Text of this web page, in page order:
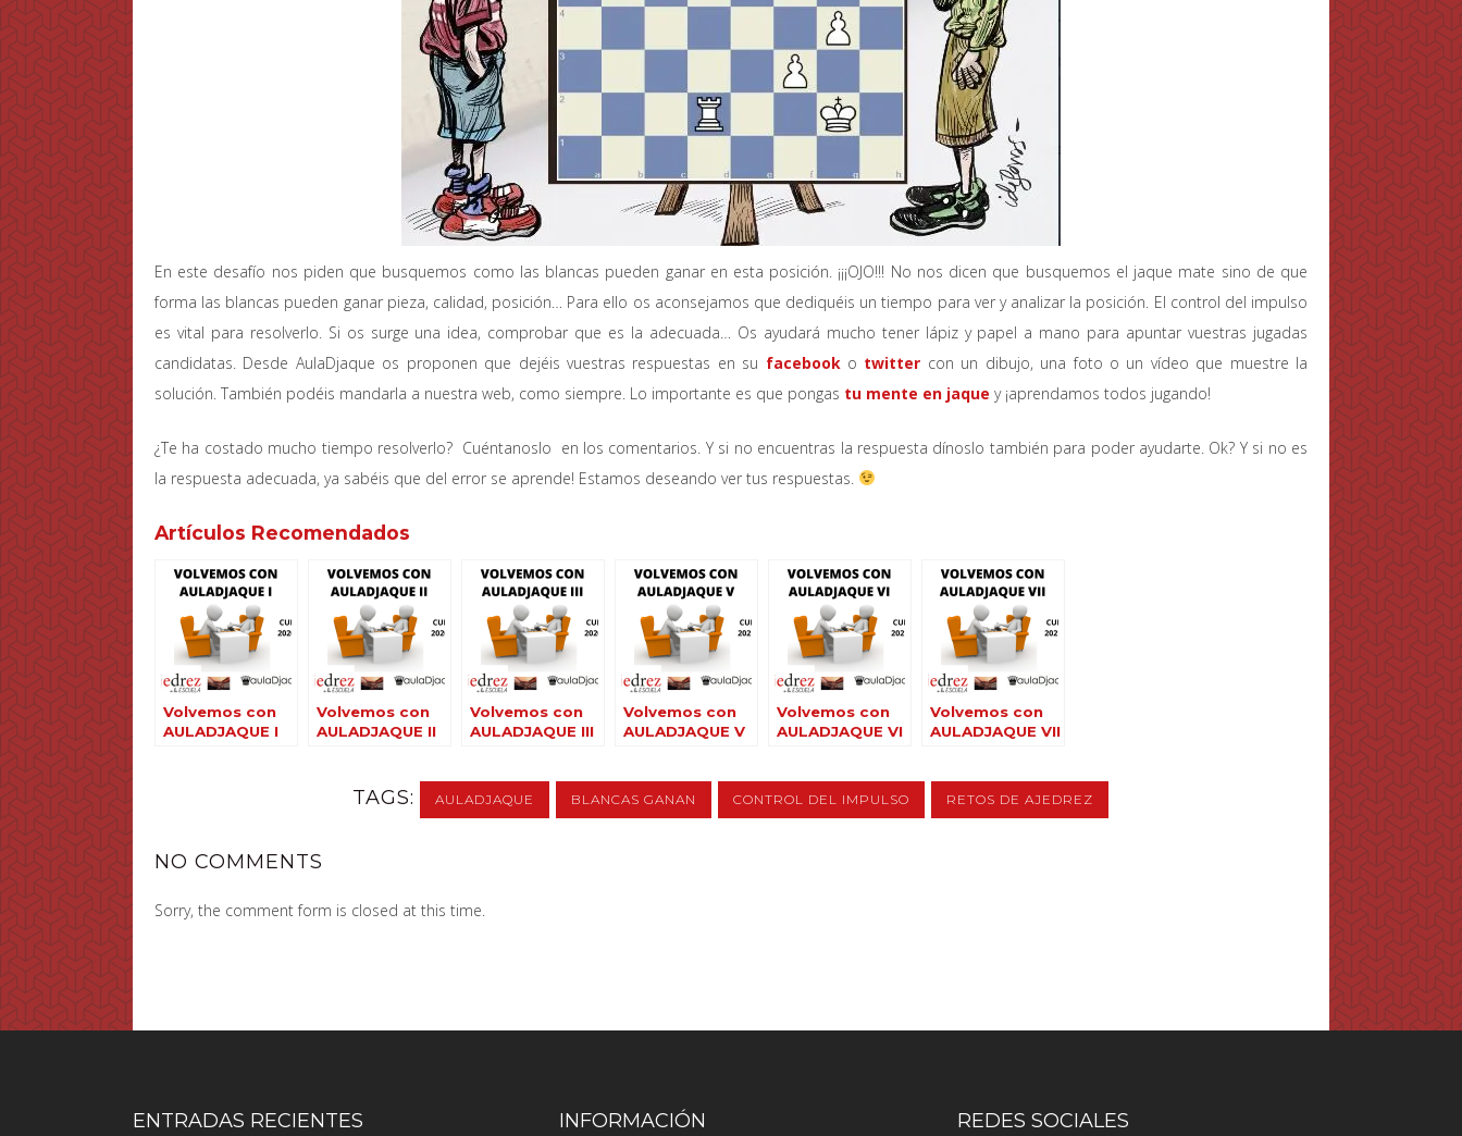
En este desafío nos piden que busquemos como las blancas pueden ganar en esta posición. ¡¡¡OJO!!! No nos dicen que busquemos el jaque mate sino de que
forma las blancas pueden ganar pieza, calidad, posición… Para ello os aconsejamos que dediquéis un tiempo para ver y analizar la posición. El control del impulso
es vital para resolverlo. Si os surge una idea, comprobar que es la adecuada… Os ayudará mucho tener lápiz y papel a mano para apuntar vuestras jugadas
candidatas. Desde AulaDjaque os proponen que dejéis vuestras respuestas en su facebooko twitter con un dibujo, una foto o un vídeo que muestre la
solución. También podéis mandarla a nuestra web, como siempre. Lo importante es que pongas tu mente en jaque y ¡aprendamos todos jugando!
¿Te ha costado mucho tiempo resolverlo? Cuéntanoslo en los comentarios. Y si no encuentras la respuesta dínoslo también para poder ayudarte. Ok? Y si no es
la respuesta adecuada, ya sabéis que del error se aprende! Estamos deseando ver tus respuestas.
Artículos Recomendados
Volvemos con
AULADJAQUE I
Volvemos con
AULADJAQUE II
Volvemos con
AULADJAQUE III
Volvemos con
AULADJAQUE V
Volvemos con
AULADJAQUE VI
Volvemos con
AULADJAQUE VII
TAGS: AULADJAQUE BLANCAS GANAN CONTROL DEL IMPULSO RETOS DE AJEDREZ
NO COMMENTS
Sorry, the comment form is closed at this time.
ENTRADAS RECIENTES INFORMACIÓN REDES SOCIALES